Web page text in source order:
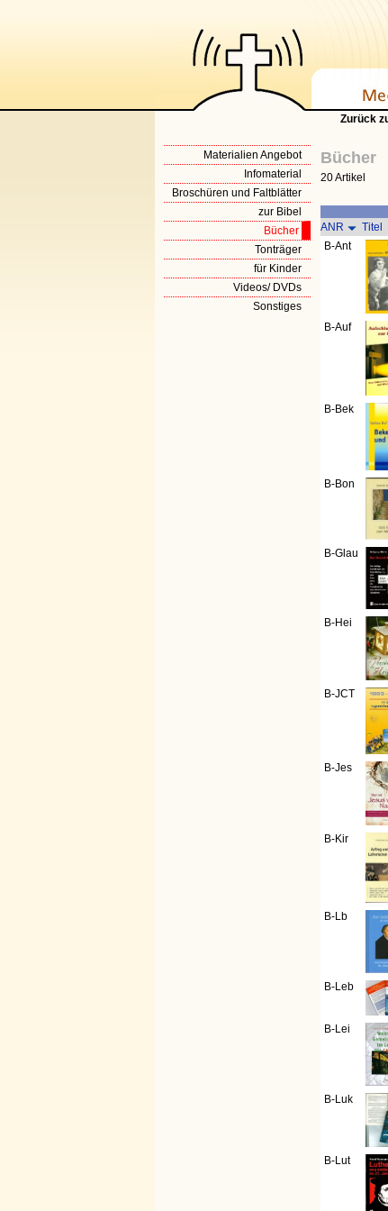
Zurück
Materialien Angebot
Infomaterial
Broschüren und Faltblätter
zur Bibel
Bücher
Tonträger
für Kinder
Videos/ DVDs
Sonstiges
Bücher
20 Artikel
ANR
Titel
B-Ant
B-Auf
B-Bek
B-Bon
B-Glau
B-Hei
B-JCT
B-Jes
B-Kir
B-Lb
B-Leb
B-Lei
B-Luk
B-Lut